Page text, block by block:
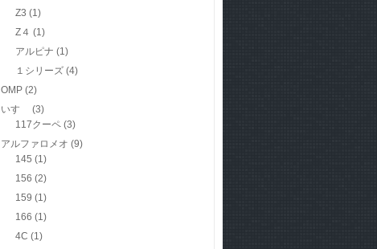
Z3 (1)
Z４ (1)
アルピナ (1)
１シリーズ (4)
OMP (2)
いすゞ
(3)
117クーペ (3)
アルファロメオ (9)
145 (1)
156 (2)
159 (1)
166 (1)
4C (1)